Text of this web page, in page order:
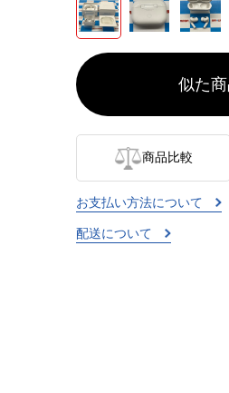
似た
商品比較
お支払い方法について
配送について